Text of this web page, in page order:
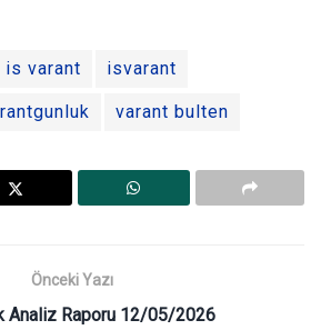
is varant isvarant
varant bulten
Önceki Yazı
Analiz Raporu 12/05/2026